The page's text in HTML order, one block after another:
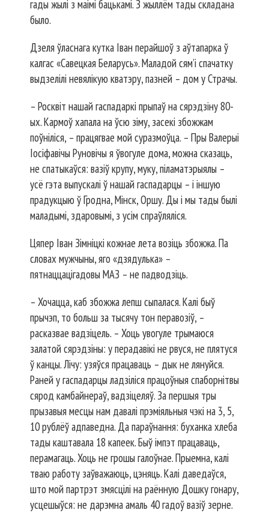
гады жылі з маімі бацькамі. З жыллём тады складана
было.
Дзеля ўласнага кутка Іван перайшоў з аўтапарка ў
калгас «Савецкая Беларусь». Маладой сям’і спачатку
выдзелілі невялікую кватэру, пазней – дом у Страчы.
– Росквіт нашай гаспадаркі прыпаў на сярэдзіну 80-
ых. Кармоў хапала на ўсю зіму, засекі збожжам
поўніліся, – працягвае мой суразмоўца. – Пры Валерыі
Іосіфавічы Руновічы я ўвогуле дома, можна сказаць,
не спатыкаўся: вазіў крупу, муку, піламатэрыялы –
усё гэта выпускалі ў нашай гаспадарцы – і іншую
прадукцыю ў Гродна, Мінск, Оршу. Ды і мы тады былі
маладымі, здаровымі, з усім спраўляліся.
Цяпер Іван Зімніцкі кожнае лета возіць збожжа. Па
словах мужчыны, яго «дзядулька» –
пятнаццацігадовы МАЗ – не падводзіць.
– Хочацца, каб збожжа лепш сыпалася. Калі быў
прычэп, то больш за тысячу тон перавозіў, –
расказвае вадзіцель. – Хоць увогуле трымаюся
залатой сярэдзіны: у перадавікі не рвуся, не плятуся
ў канцы. Лічу: узяўся працаваць – дык не лянуйся.
Раней у гаспадарцы ладзіліся працоўныя спаборнітвы
сярод камбайнераў, вадзіцеляў. За першыя тры
прызавыя месцы нам давалі прэміяльныя чэкі на 3, 5,
10 рублёў адпаведна. Да параўнання: буханка хлеба
тады каштавала 18 капеек. Быў імпэт працаваць,
перамагаць. Хоць не грошы галоўнае. Прыемна, калі
тваю работу заўважаюць, цэняць. Калі даведаўся,
што мой партрэт змясцілі на раённую Дош­ку гонару,
усцешыўся: не дарэмна амаль 40 гадоў вазіў зерне.